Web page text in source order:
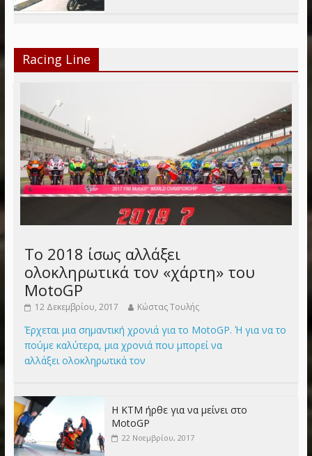
Racing Line
Το 2018 ίσως αλλάξει
ολοκληρωτικά τον «χάρτη» του
MotoGP
12 Δεκεμβρίου, 2017 Κώστας Τουλής
Έρχεται μια σημαντική χρονιά για το MotoGP. Ή για να το
πούμε καλύτερα, μια χρονιά που μπορεί να
αλλάξει ολοκληρωτικά τον
Η KTM ήρθε για να μείνει στο
MotoGP
22 Νοεμβρίου, 2017